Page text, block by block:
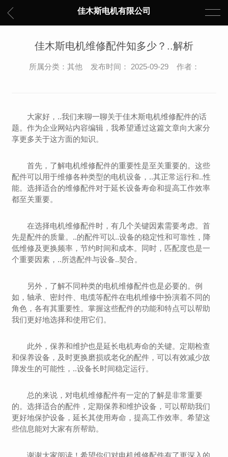
佳木斯电机有限公司
佳木斯电机维修配件知多少？..解析
所属分类：其他 发布时间： 2025-09-29 作者：
大家好，..我们来聊一聊关于佳木斯电机维修配件的话
题。作为企业网站内容编辑，我希望通过这篇文章向大家分
享更多关于这方面的知识。
首先，了解电机维修配件的重要性是至关重要的。这些
配件可以用于维修各种类型的电机设备，..其正常运行和..性
能。选择适合的维修配件对于延长设备寿命和提高工作效率
都至关重要。
在选择电机维修配件时，有几个关键因素需要考虑。首
先是配件的质量。..的配件可以..设备的稳定性和可靠性，降
低维修及更换频率，节约时间和成本。同时，匹配度也是一
个重要因素，..所选配件与设备..契合。
另外，了解不同种类的电机维修配件也是必要的。例
如，轴承、密封件、电缆等配件在电机维修中扮演着不同的
角色，各有其重要性。掌握这些配件的功能和特点可以帮助
我们更好地选择和使用它们。
此外，保养和维护也是延长电机寿命的关键。定期检查
和保养设备，及时更换磨损或老化的配件，可以有效减少故
障发生的可能性，..设备长时间稳定运行。
总的来说，对电机维修配件有一定的了解是非常重要
的。选择适合的配件，定期保养和维护设备，可以帮助我们
更好地保护设备，延长其使用寿命，提高工作效率。希望这
些信息能对大家有所帮助。
谢谢大家阅读！希望你们对电机维修配件有了更深入的